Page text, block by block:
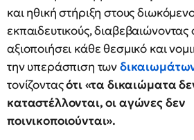
και ηθική στήριξη στους
εκπαιδευτικούς, διαβεβαιώνοντας
αξιοποιήσει κάθε θεσμικό και
την υπεράσπιση των
τονίζονταςότι «τα δικαιώματα
καταστέλλονται, οι αγώνες δεν
ποινικοποιούνται».